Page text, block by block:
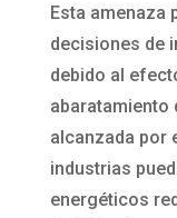
Esta amenaza
decisiones de
debido al
abaratamiento
alcanzada por
industrias
energéticos